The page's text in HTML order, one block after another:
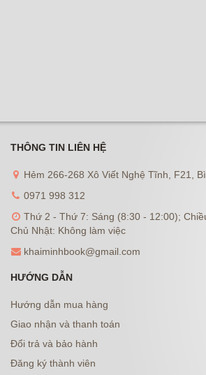
THÔNG TIN LIÊN HỆ
Hẻm 266-268 Xô Viết Nghệ Tĩnh, F21,
0971 998 312
Thứ 2 - Thứ 7: Sáng (8:30 - 12:00);
Chủ Nhật: Không làm việc
khaiminhbook@gmail.com
HƯỚNG DẪN
Hướng dẫn mua hàng
Giao nhận và thanh toán
Đổi trả và bảo hành
Đăng ký thành viên